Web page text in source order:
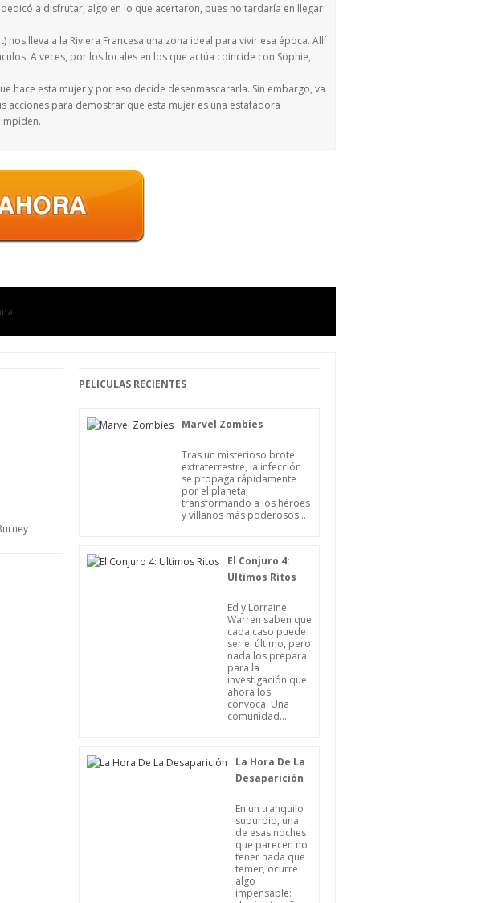
a disfrutar, algo en lo que acertaron, pues no tardaría en llegar
nos lleva a la Riviera Francesa una zona ideal para vivir esa época. Allí
A veces, por los locales en los que actúa coincide con Sophie,
hace esta mujer y por eso decide desenmascararla. Sin embargo, va
acciones para demostrar que esta mujer es una estafadora
PELICULAS RECIENTES
Marvel Zombies
Tras un misterioso brote
extraterrestre, la infección
se propaga rápidamente
por el planeta,
transformando a los héroes
y villanos más poderosos...
El Conjuro 4:
Ultimos Ritos
Ed y Lorraine
Warren saben que
cada caso puede
ser el último, pero
nada los prepara
para la
investigación que
ahora los
convoca. Una
comunidad...
La Hora De La
Desaparición
En un tranquilo
suburbio, una
de esas noches
que parecen no
tener nada que
temer, ocurre
algo
impensable: